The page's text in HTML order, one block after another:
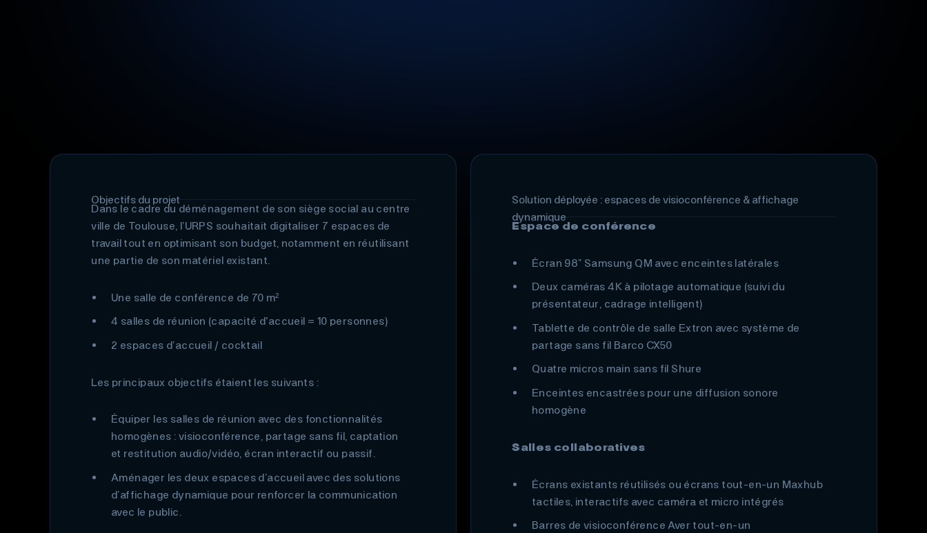
Objectifs du projet
Dans le cadre du déménagement de son siège social au centre
ville de Toulouse, l’URPS souhaitait digitaliser 7 espaces de
travail tout en optimisant son budget, notamment en réutilisant
une partie de son matériel existant.
Une salle de conférence de 70 m²
4 salles de réunion (capacité d'accueil = 10 personnes)
2 espaces d’accueil / cocktail
Les principaux objectifs étaient les suivants :
Équiper les salles de réunion avec des fonctionnalités
homogènes : visioconférence, partage sans fil, captation
et restitution audio/vidéo, écran interactif ou passif.
Aménager les deux espaces d’accueil avec des solutions
d’affichage dynamique pour renforcer la communication
avec le public.
Solution déployée : espaces de visioconférence & affichage
dynamique
Espace de conférence
Écran 98” Samsung QM avec enceintes latérales
Deux caméras 4K à pilotage automatique (suivi du
présentateur, cadrage intelligent)
Tablette de contrôle de salle Extron avec système de
partage sans fil Barco CX50
Quatre micros main sans fil Shure
Enceintes encastrées pour une diffusion sonore
homogène
Salles collaboratives
Écrans existants réutilisés ou écrans tout-en-un Maxhub
tactiles, interactifs avec caméra et micro intégrés
Barres de visioconférence Aver tout-en-un